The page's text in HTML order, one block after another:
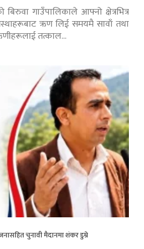
गाउँपालिकाले आफ्नो क्षेत्रभित्र
ऋण लिई समयमै सावाँ तथा
तत्काल…
चुनावी मैदानमा शंकर डुम्रे